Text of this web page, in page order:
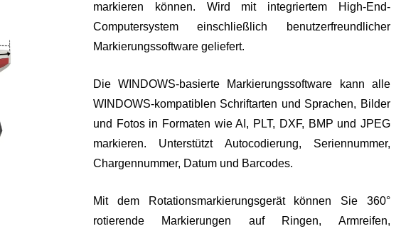
markieren können. Wird mit integriertem High-End-
Computersystem einschließlich benutzerfreundlicher
Markierungssoftware geliefert.
Die WINDOWS-basierte Markierungssoftware kann alle
WINDOWS-kompatiblen Schriftarten und Sprachen, Bilder
und Fotos in Formaten wie AI, PLT, DXF, BMP und JPEG
markieren. Unterstützt Autocodierung, Seriennummer,
Chargennummer, Datum und Barcodes.
Mit dem Rotationsmarkierungsgerät können Sie 360°
rotierende Markierungen auf Ringen, Armreifen,